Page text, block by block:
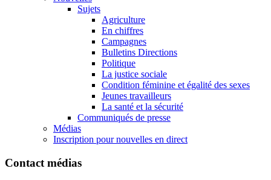
Sujets
Agriculture
En chiffres
Campagnes
Bulletins Directions
Politique
La justice sociale
Condition féminine et égalité des sexes
Jeunes travailleurs
La santé et la sécurité
Communiqués de presse
Médias
Inscription pour nouvelles en direct
Contact médias